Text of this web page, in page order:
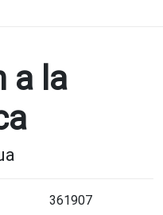
a la
361907